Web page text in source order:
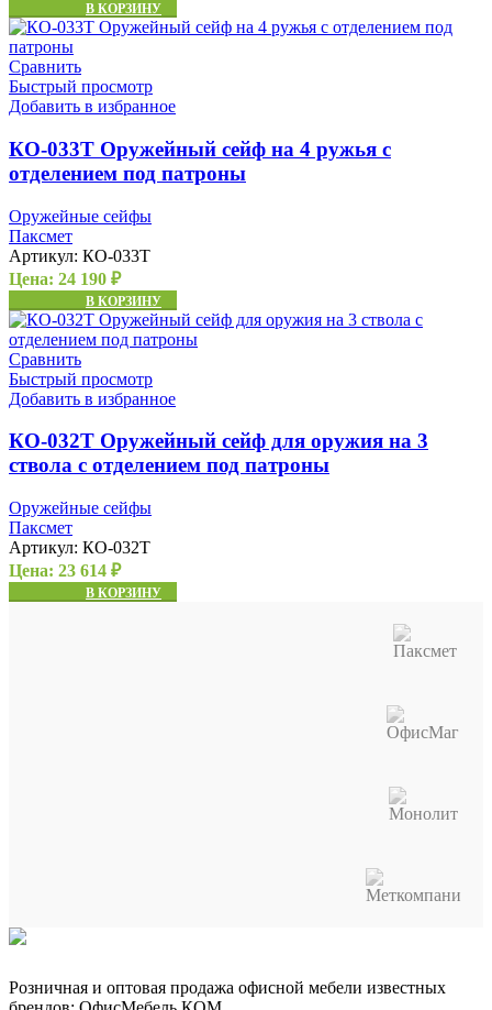
В КОРЗИНУ
Сравнить
Быстрый просмотр
Добавить в избранное
КО-033Т Оружейный сейф на 4 ружья с
отделением под патроны
Оружейные сейфы
Паксмет
Артикул: КО-033Т
Цена: 24 190 ₽
В КОРЗИНУ
Сравнить
Быстрый просмотр
Добавить в избранное
КО-032Т Оружейный сейф для оружия на 3
ствола с отделением под патроны
Оружейные сейфы
Паксмет
Артикул: КО-032Т
Цена: 23 614 ₽
В КОРЗИНУ
Розничная и оптовая продажа офисной мебели известных